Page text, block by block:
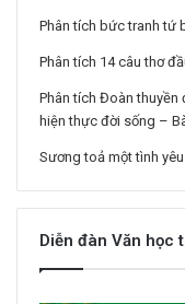
Phân tích bức tranh tứ
Phân tích 14 câu thơ
Phân tích Đoàn thuyền
hiện thực đời sống –
Sương toả một tình yêu
Diễn đàn Văn học